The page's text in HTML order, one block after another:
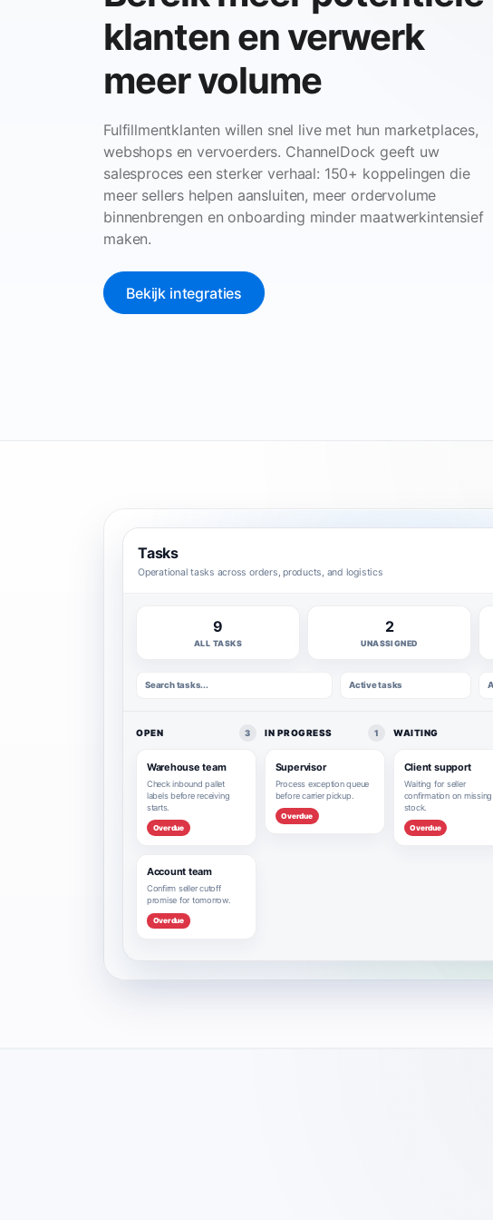
klanten en verwerk
meer volume
Fulfillmentklanten willen snel live met hun marketplaces,
webshops en vervoerders. ChannelDock geeft uw
salesproces een sterker verhaal: 150+ koppelingen die
meer sellers helpen aansluiten, meer ordervolume
binnenbrengen en onboarding minder maatwerkintensief
maken.
Bekijk integraties
Tasks
Operational tasks across orders, products, and logistics
9
ALL TASKS
2
UNASSIGNED
Search tasks... Active tasks
OPEN 3
Warehouse team
Check inbound pallet
labels before receiving
starts.
Overdue
Account team
Confirm seller cutoff
promise for tomorrow.
Overdue
IN PROGRESS 1
Supervisor
Process exception queue
before carrier pickup.
Overdue
WAITING
Client support
Waiting for seller
confirmation on missing
stock.
Overdue